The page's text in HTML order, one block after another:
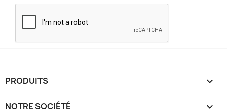
PRODUITS 
NOTRE SOCIÉTÉ 